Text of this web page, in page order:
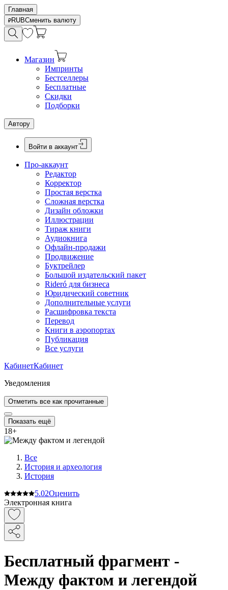
Главная
RUBСменить валюту
Магазин
Импринты
Бестселлеры
Бесплатные
Скидки
Подборки
Автору
Войти в аккаунт
Про-аккаунт
Редактор
Корректор
Простая верстка
Сложная верстка
Дизайн обложки
Иллюстрации
Тираж книги
Аудиокнига
Офлайн-продажи
Продвижение
Буктрейлер
Большой издательский пакет
Rideró для бизнеса
Юридический советник
Дополнительные услуги
Расшифровка текста
Перевод
Книги в аэропортах
Публикация
Все услуги
КабинетКабинет
Уведомления
Отметить все как прочитанные
Показать ещё
18+
Все
История и археология
История
5.02Оценить
Электронная книга
Бесплатный фрагмент -
Между фактом и легендой